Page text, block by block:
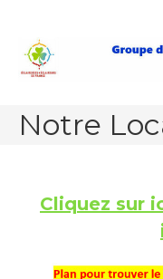
content
Notre
Cliquez sur